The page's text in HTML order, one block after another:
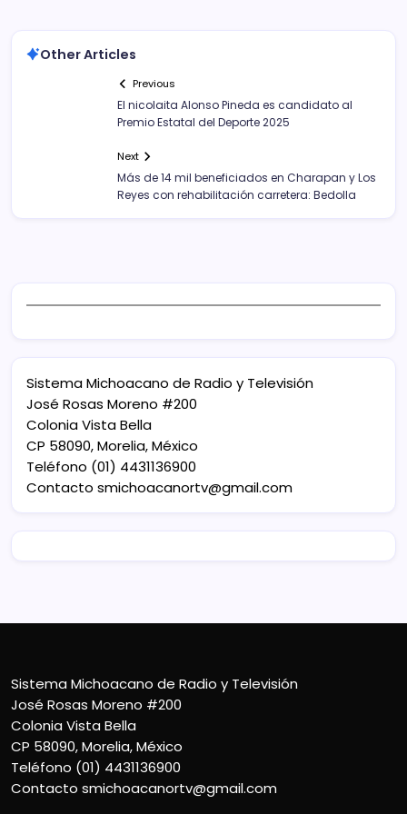
Other Articles
Previous
El nicolaita Alonso Pineda es candidato al
Premio Estatal del Deporte 2025
Next
Más de 14 mil beneficiados en Charapan y Los
Reyes con rehabilitación carretera: Bedolla
Sistema Michoacano de Radio y Televisión
José Rosas Moreno #200
Colonia Vista Bella
CP 58090, Morelia, México
Teléfono (01) 4431136900
Contacto smichoacanortv@gmail.com
Sistema Michoacano de Radio y Televisión
José Rosas Moreno #200
Colonia Vista Bella
CP 58090, Morelia, México
Teléfono (01) 4431136900
Contacto smichoacanortv@gmail.com